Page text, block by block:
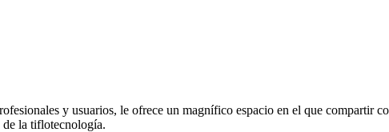
y usuarios, le ofrece un magnífico espacio en el que compartir
la tiflotecnología.